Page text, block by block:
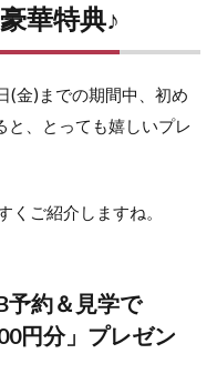
華特典♪
金)までの期間中、初め
と、とっても嬉しいプレ
くご紹介しますね。
予約＆見学で
円分」プレゼン